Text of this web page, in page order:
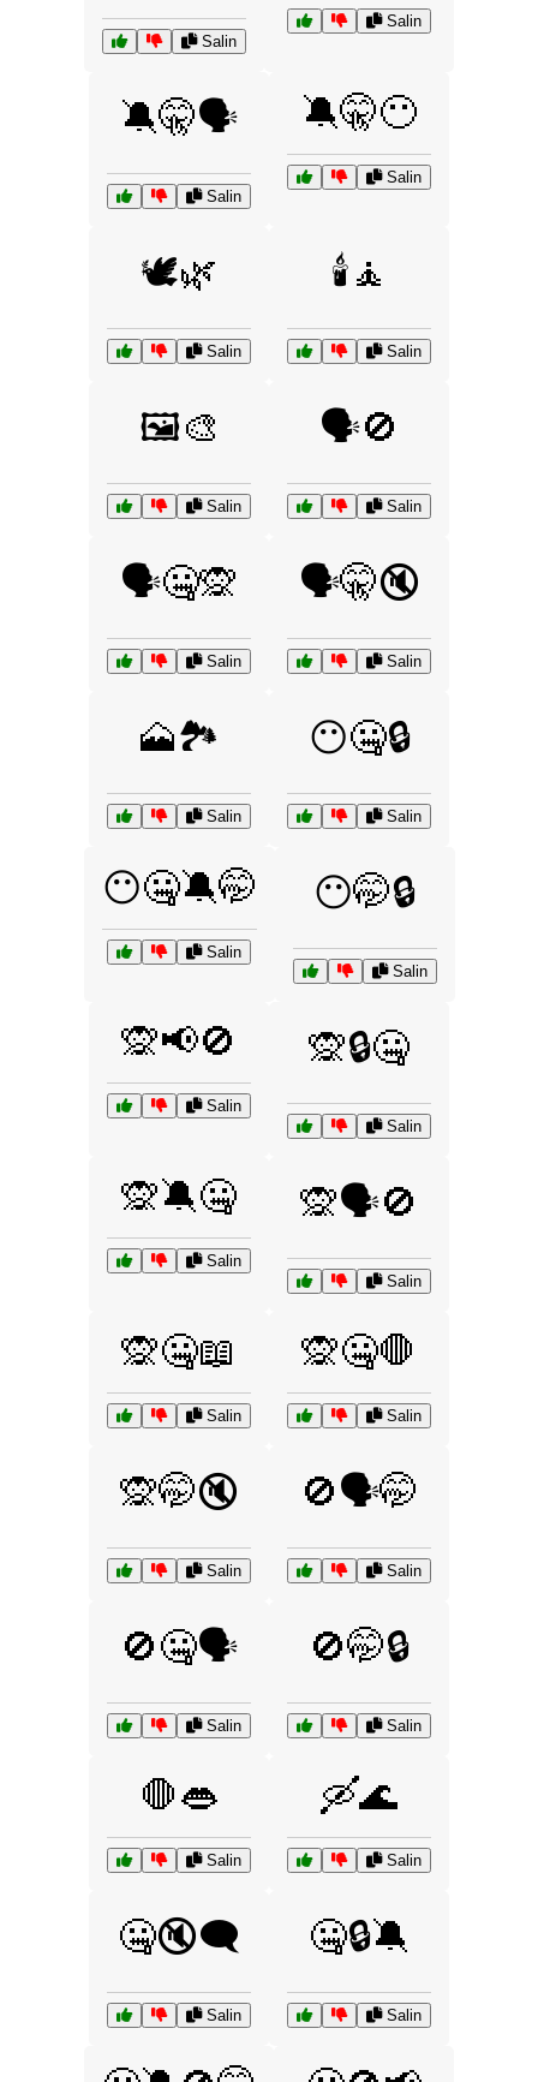
Salin
Salin
🔕🤫🗣️
Salin
🔕🤫😶
Salin
🕊️🌿
Salin
🕯️🧘
Salin
🖼️🎨
Salin
🗣️🚫
Salin
🗣️🤐🙊
Salin
🗣️🤫🔇
Salin
🗻🏞️
Salin
😶🤐🔒
Salin
😶🤐🔕🤭
Salin
😶🤭🔒
Salin
🙊📢🚫
Salin
🙊🔒🤐
Salin
🙊🔕🤐
Salin
🙊🗣️🚫
Salin
🙊🤐📖
Salin
🙊🤐🛑
Salin
🙊🤭🔇
Salin
🚫🗣️🤭
Salin
🚫🤐🗣️
Salin
🚫🤭🔒
Salin
🛑👄
Salin
🛶🌊
Salin
🤐🔇🗨️
Salin
🤐🔒🔕
Salin